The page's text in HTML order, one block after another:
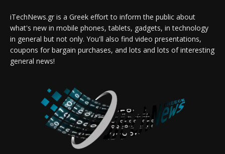
iTechNews.gr is a Greek effort to inform the public about
what's new in mobile phones, tablets, gadgets, in technology
in general but not only. You'll also find video presentations,
coupons for bargain purchases, and lots and lots of interesting
general news!